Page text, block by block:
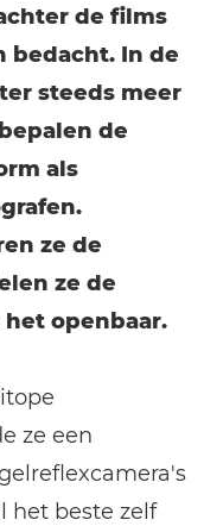
de films
bedacht. In de
steeds meer
de
als
ze de
ze de
openbaar.
ze een
het beste zelf